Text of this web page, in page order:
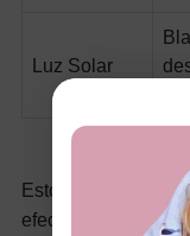
Luz Solar
Estos agentes de
efectivos sino